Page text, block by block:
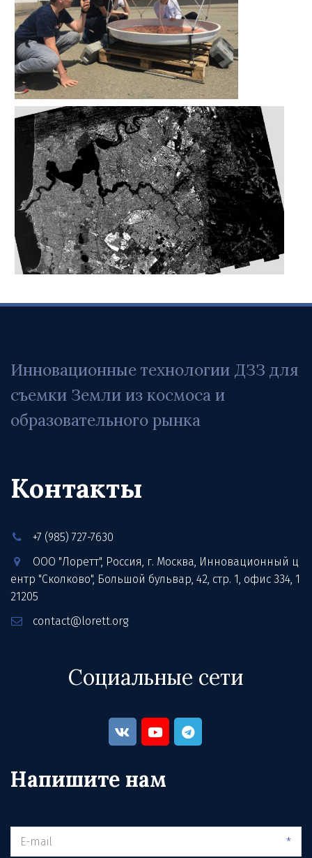
Инновационные технологии ДЗЗ для
съемки Земли из космоса и
образовательного рынка
Контакты
+7 (985) 727-7630
ООО "Лоретт", Россия, г. Москва, Инновационный ц
ентр "Сколково", Большой бульвар, 42, стр. 1, офис 334, 1
21205
contact@lorett.org
Социальные сети
Напишите нам
*